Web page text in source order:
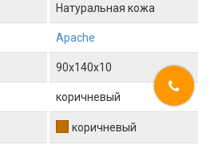
Натуральная кожа
Apache
90x140x10
коричневый
коричневый